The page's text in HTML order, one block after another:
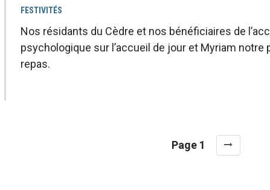
FESTIVITÉS
Nos résidants du Cèdre et nos bénéficiaires de
psychologique sur l’accueil de jour et Myriam
repas.
Page 1